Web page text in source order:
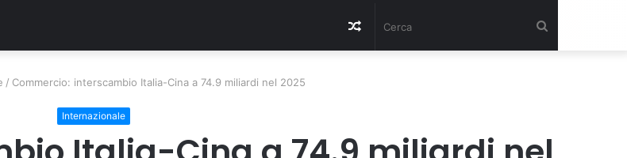
Articolo
/ Commercio: interscambio Italia-Cina a 74.9 miliardi nel 2025
Internazionale